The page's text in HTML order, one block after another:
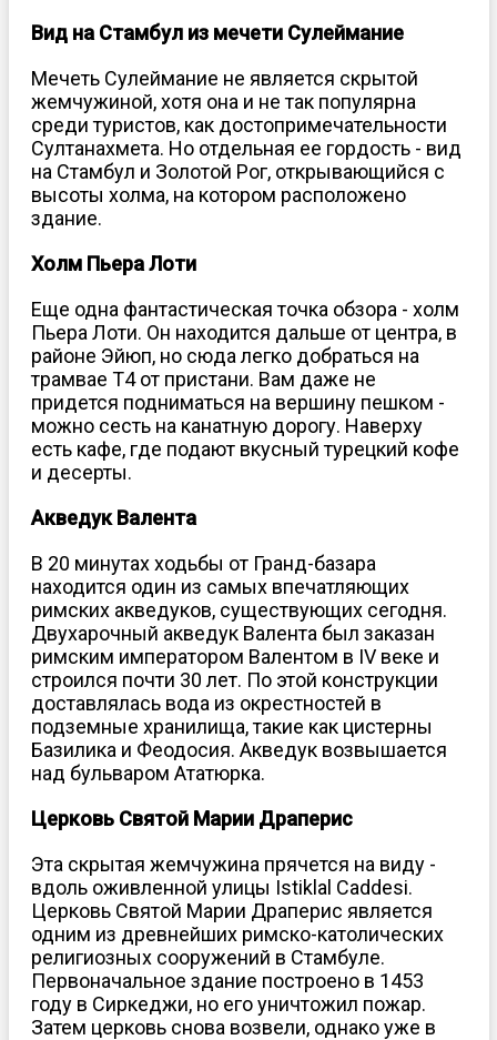
Вид на Стамбул из мечети Сулеймание
Мечеть Сулеймание не является скрытой
жемчужиной, хотя она и не так популярна
среди туристов, как достопримечательности
Султанахмета. Но отдельная ее гордость - вид
на Стамбул и Золотой Рог, открывающийся с
высоты холма, на котором расположено
здание.
Холм Пьера Лоти
Еще одна фантастическая точка обзора - холм
Пьера Лоти. Он находится дальше от центра, в
районе Эйюп, но сюда легко добраться на
трамвае T4 от пристани. Вам даже не
придется подниматься на вершину пешком -
можно сесть на канатную дорогу. Наверху
есть кафе, где подают вкусный турецкий кофе
и десерты.
Акведук Валента
В 20 минутах ходьбы от Гранд-базара
находится один из самых впечатляющих
римских акведуков, существующих сегодня.
Двухарочный акведук Валента был заказан
римским императором Валентом в IV веке и
строился почти 30 лет. По этой конструкции
доставлялась вода из окрестностей в
подземные хранилища, такие как цистерны
Базилика и Феодосия. Акведук возвышается
над бульваром Ататюрка.
Церковь Святой Марии Драперис
Эта скрытая жемчужина прячется на виду -
вдоль оживленной улицы Istiklal Caddesi.
Церковь Святой Марии Драперис является
одним из древнейших римско-католических
религиозных сооружений в Стамбуле.
Первоначальное здание построено в 1453
году в Сиркеджи, но его уничтожил пожар.
Затем церковь снова возвели, однако уже в